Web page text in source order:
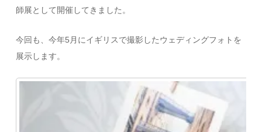
師展として開催してきました。
今回も、今年5月にイギリスで撮影したウェディングフォトを
展示します。